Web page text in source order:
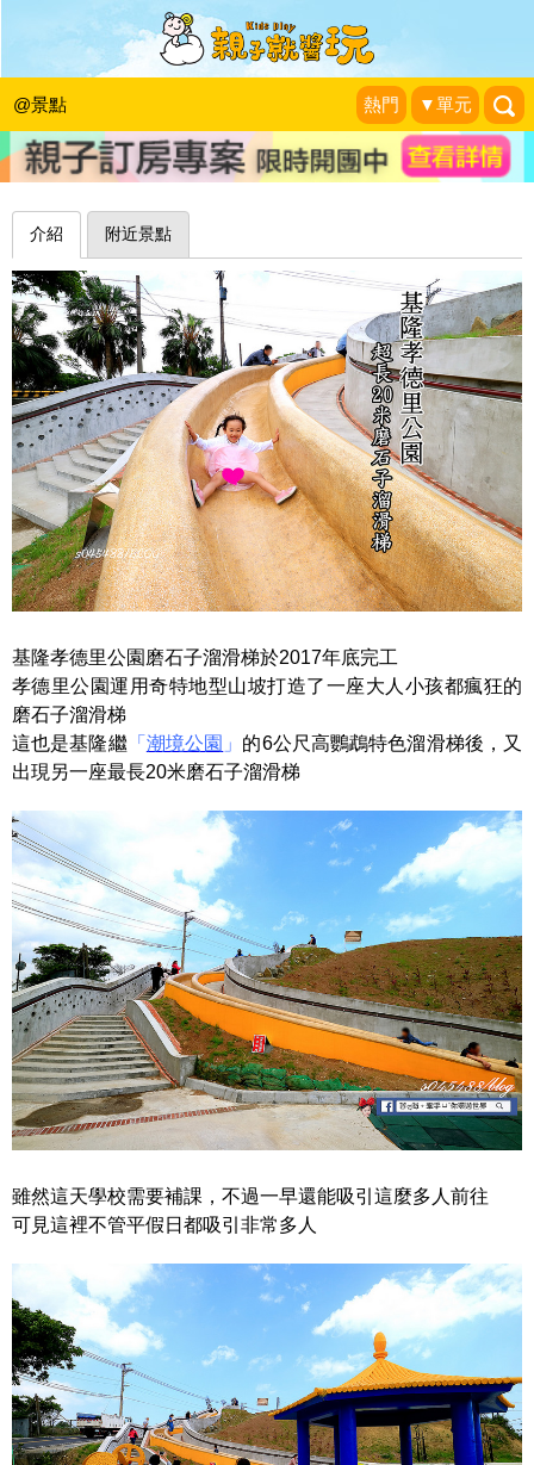
@景點 熱門 ▼單元
20米超長磨石子溜滑梯，遠眺九份風景
好迷人～基隆孝德公園
蓉蓉牽手☜ㄩˇ你環遊世界|2018-03-31
介紹 附近景點
基隆孝德里公園磨石子溜滑梯於2017年底完工
孝德里公園運用奇特地型山坡打造了一座大人小孩都瘋狂的
磨石子溜滑梯
這也是基隆繼 「 潮境公園 」 的6公尺高鸚鵡特色溜滑梯後，又
出現另一座最長20米磨石子溜滑梯
雖然這天學校需要補課，不過一早還能吸引這麼多人前往
可見這裡不管平假日都吸引非常多人